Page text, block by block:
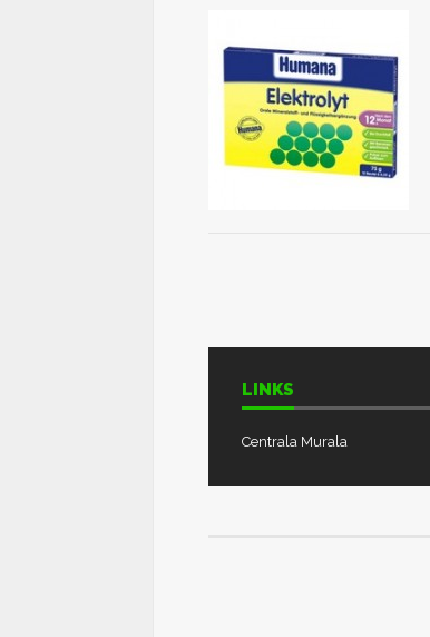
LINKS
Centrala Murala